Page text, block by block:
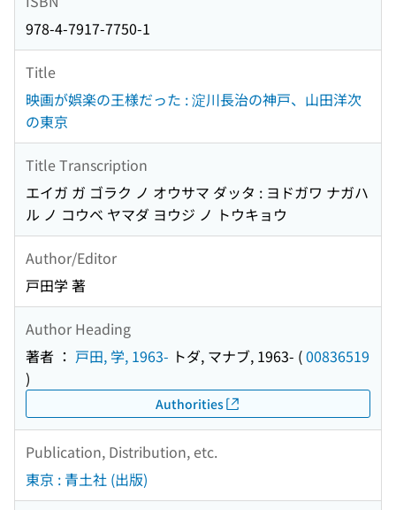
978-4-7917-7750-1
Title
映画が娯楽の王様だった : 淀川長治の神戸、山田洋次
の東京
Title Transcription
エイガ ガ ゴラク ノ オウサマ ダッタ : ヨドガワ ナガハ
ル ノ コウベ ヤマダ ヨウジ ノ トウキョウ
Author/Editor
戸田学 著
Author Heading
著者 ： 戸田, 学, 1963- トダ, マナブ, 1963- (00836519
)
Authorities
Publication, Distribution, etc.
東京 : 青土社 (出版)